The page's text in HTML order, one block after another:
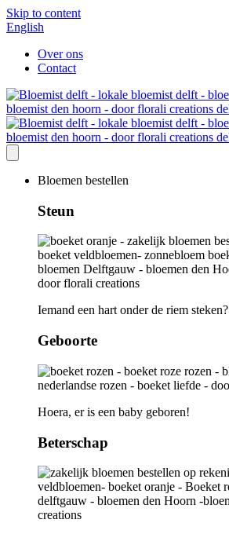
Skip to content
English
Over ons
Contact
Bloemen bestellen
Steun
Iemand een hart onder de riem steken?
Geboorte
Hoera, er is een baby geboren!
Beterschap